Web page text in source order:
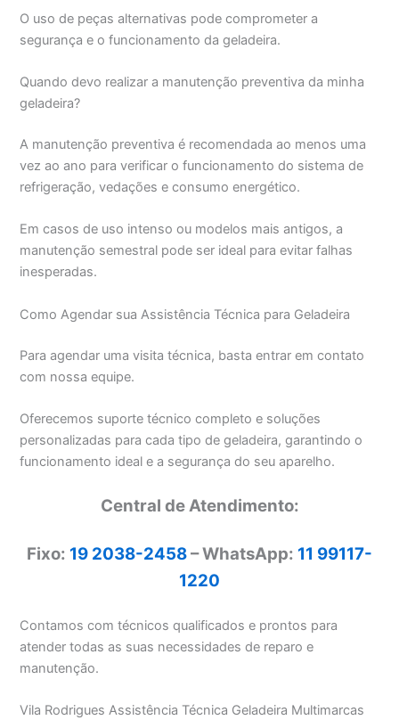
O uso de peças alternativas pode comprometer a
segurança e o funcionamento da geladeira.
Quando devo realizar a manutenção preventiva da minha
geladeira?
A manutenção preventiva é recomendada ao menos uma
vez ao ano para verificar o funcionamento do sistema de
refrigeração, vedações e consumo energético.
Em casos de uso intenso ou modelos mais antigos, a
manutenção semestral pode ser ideal para evitar falhas
inesperadas.
Como Agendar sua Assistência Técnica para Geladeira
Para agendar uma visita técnica, basta entrar em contato
com nossa equipe.
Oferecemos suporte técnico completo e soluções
personalizadas para cada tipo de geladeira, garantindo o
funcionamento ideal e a segurança do seu aparelho.
Central de Atendimento:
Fixo: 19 2038-2458– WhatsApp: 11 99117-
1220
Contamos com técnicos qualificados e prontos para
atender todas as suas necessidades de reparo e
manutenção.
Vila Rodrigues Assistência Técnica Geladeira Multimarcas